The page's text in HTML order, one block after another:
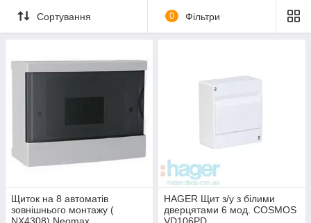
Сортування 0 Фільтри
Щиток на 8 автоматів
зовнішнього монтажу (
HAGER Щит з/у з білими
дверцятами 6 мод. COSMOS